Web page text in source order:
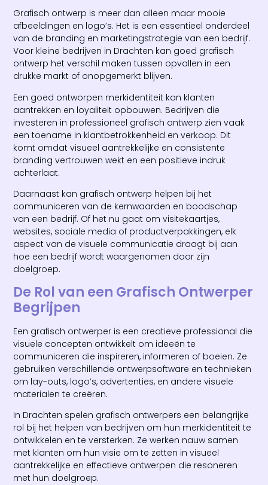
Grafisch ontwerp is meer dan alleen maar mooie
afbeeldingen en logo’s. Het is een essentieel onderdeel
van de branding en marketingstrategie van een bedrijf.
Voor kleine bedrijven in Drachten kan goed grafisch
ontwerp het verschil maken tussen opvallen in een
drukke markt of onopgemerkt blijven.
Een goed ontworpen merkidentiteit kan klanten
aantrekken en loyaliteit opbouwen. Bedrijven die
investeren in professioneel grafisch ontwerp zien vaak
een toename in klantbetrokkenheid en verkoop. Dit
komt omdat visueel aantrekkelijke en consistente
branding vertrouwen wekt en een positieve indruk
achterlaat.
Daarnaast kan grafisch ontwerp helpen bij het
communiceren van de kernwaarden en boodschap
van een bedrijf. Of het nu gaat om visitekaartjes,
websites, sociale media of productverpakkingen, elk
aspect van de visuele communicatie draagt bij aan
hoe een bedrijf wordt waargenomen door zijn
doelgroep.
De Rol van een Grafisch Ontwerper
Begrijpen
Een grafisch ontwerper is een creatieve professional die
visuele concepten ontwikkelt om ideeën te
communiceren die inspireren, informeren of boeien. Ze
gebruiken verschillende ontwerpsoftware en technieken
om lay-outs, logo’s, advertenties, en andere visuele
materialen te creëren.
In Drachten spelen grafisch ontwerpers een belangrijke
rol bij het helpen van bedrijven om hun merkidentiteit te
ontwikkelen en te versterken. Ze werken nauw samen
met klanten om hun visie om te zetten in visueel
aantrekkelijke en effectieve ontwerpen die resoneren
met hun doelgroep.